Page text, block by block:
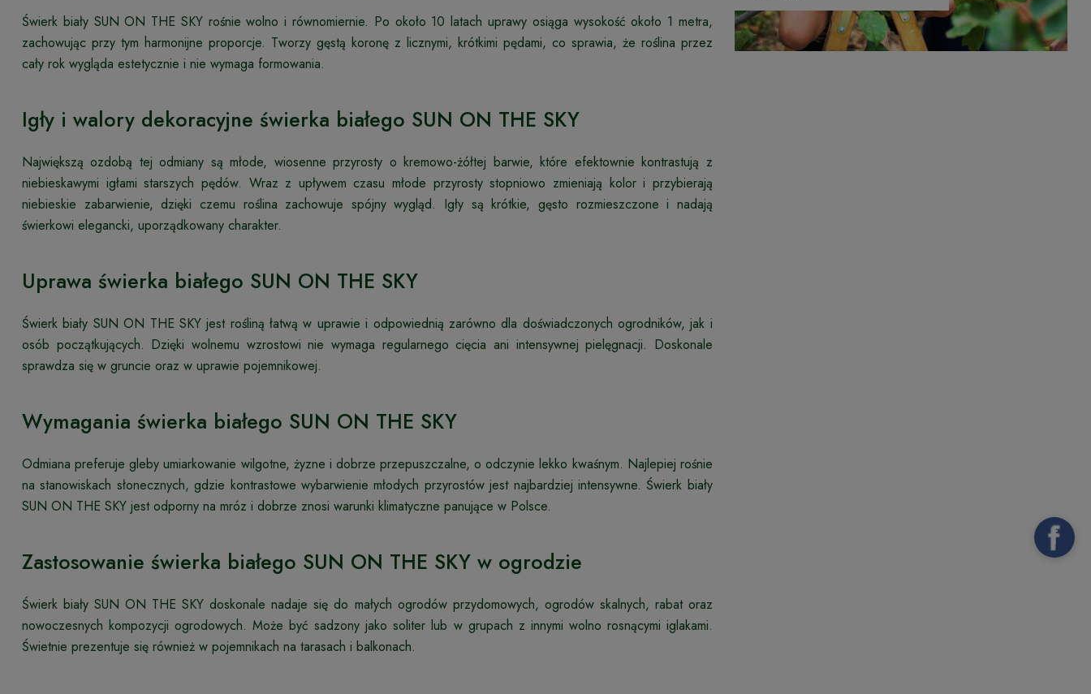
Świerk biały SUN ON THE SKY rośnie wolno i równomiernie. Po około 10 latach uprawy osiąga wysokość około 1 metra,
zachowując przy tym harmonijne proporcje. Tworzy gęstą koronę z licznymi, krótkimi pędami, co sprawia, że roślina przez
cały rok wygląda estetycznie i nie wymaga formowania.
Igły i walory dekoracyjne świerka białego SUN ON THE SKY
Największą ozdobą tej odmiany są młode, wiosenne przyrosty o kremowo-żółtej barwie, które efektownie kontrastują z
niebieskawymi igłami starszych pędów. Wraz z upływem czasu młode przyrosty stopniowo zmieniają kolor i przybierają
niebieskie zabarwienie, dzięki czemu roślina zachowuje spójny wygląd. Igły są krótkie, gęsto rozmieszczone i nadają
świerkowi elegancki, uporządkowany charakter.
Uprawa świerka białego SUN ON THE SKY
Świerk biały SUN ON THE SKY jest rośliną łatwą w uprawie i odpowiednią zarówno dla doświadczonych ogrodników, jak i
osób początkujących. Dzięki wolnemu wzrostowi nie wymaga regularnego cięcia ani intensywnej pielęgnacji. Doskonale
sprawdza się w gruncie oraz w uprawie pojemnikowej.
Wymagania świerka białego SUN ON THE SKY
Odmiana preferuje gleby umiarkowanie wilgotne, żyzne i dobrze przepuszczalne, o odczynie lekko kwaśnym. Najlepiej rośnie
na stanowiskach słonecznych, gdzie kontrastowe wybarwienie młodych przyrostów jest najbardziej intensywne. Świerk biały
SUN ON THE SKY jest odporny na mróz i dobrze znosi warunki klimatyczne panujące w Polsce.
Zastosowanie świerka białego SUN ON THE SKY w ogrodzie
Świerk biały SUN ON THE SKY doskonale nadaje się do małych ogrodów przydomowych, ogrodów skalnych, rabat oraz
nowoczesnych kompozycji ogrodowych. Może być sadzony jako soliter lub w grupach z innymi wolno rosnącymi iglakami.
Świetnie prezentuje się również w pojemnikach na tarasach i balkonach.